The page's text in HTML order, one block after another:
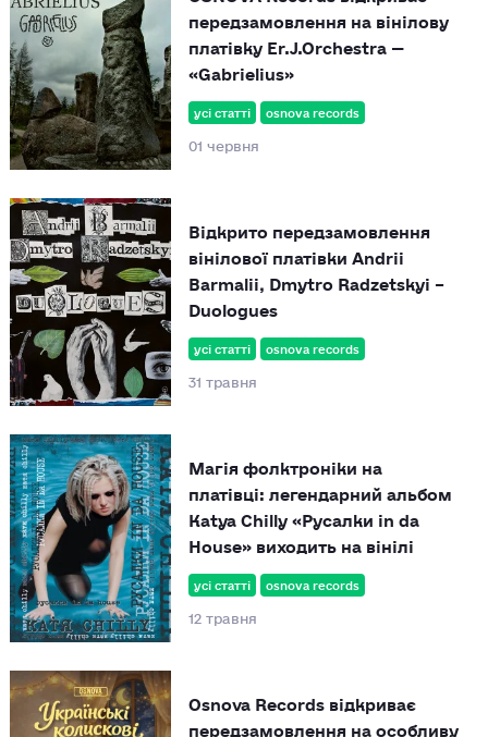
усі статті osnova records
01 червня
передзамовлення на вінілову
платівку Er.J.Orchestra —
«Gabrielius»
усі статті osnova records
31 травня
Відкрито передзамовлення
вінілової платівки Andrii
Barmalii, Dmytro Radzetskyi –
Duologues
усі статті osnova records
12 травня
Магія фолктроніки на
платівці: легендарний альбом
Katya Chilly «Русалки in da
House» виходить на вінілі
Osnova Records відкриває
передзамовлення на особливу